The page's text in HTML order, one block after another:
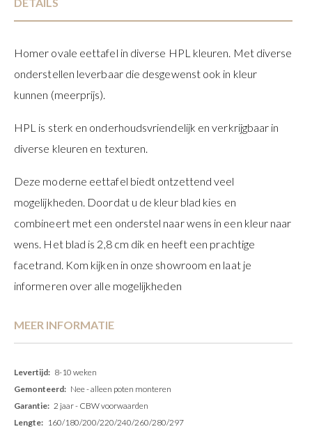
Homer ovale eettafel in diverse HPL kleuren. Met diverse
onderstellen leverbaar die desgewenst ook in kleur
kunnen (meerprijs).
HPL is sterk en onderhoudsvriendelijk en verkrijgbaar in
diverse kleuren en texturen.
Deze moderne eettafel biedt ontzettend veel
mogelijkheden. Doordat u de kleur blad kies en
combineert met een onderstel naar wens in een kleur naar
wens. Het blad is 2,8 cm dik en heeft een prachtige
facetrand. Kom kijken in onze showroom en laat je
informeren over alle mogelijkheden
MEER INFORMATIE
Meer
informatie
8-10 weken
Nee - alleen poten monteren
2 jaar - CBW voorwaarden
160/180/200/220/240/260/280/297